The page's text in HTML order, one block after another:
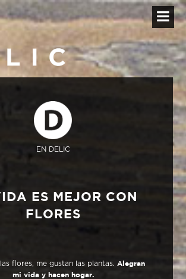
EN DELIC
ES MEJOR CON
FLORES
flores, me gustan las plantas. Alegran
mi vida y hacen hogar.